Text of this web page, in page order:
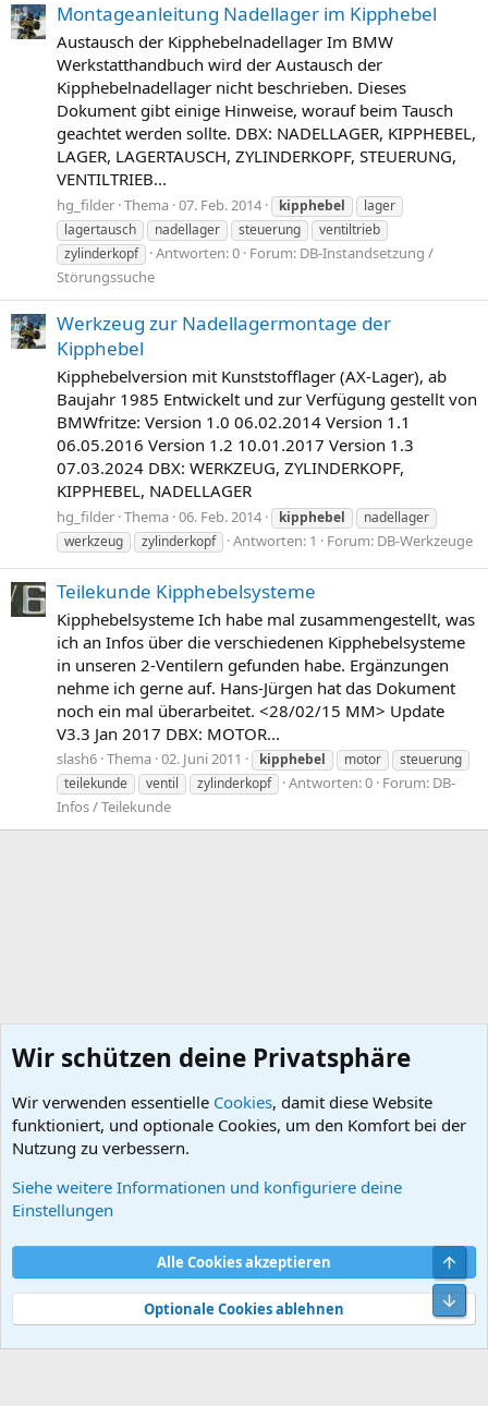
Montageanleitung Nadellager im Kipphebel
Austausch der Kipphebelnadellager Im BMW
Werkstatthandbuch wird der Austausch der
Kipphebelnadellager nicht beschrieben. Dieses
Dokument gibt einige Hinweise, worauf beim Tausch
geachtet werden sollte. DBX: NADELLAGER, KIPPHEBEL,
LAGER, LAGERTAUSCH, ZYLINDERKOPF, STEUERUNG,
VENTILTRIEB...
hg_filder Thema 07. Feb. 2014 kipphebel
lager
lagertausch
nadellager steuerung
ventiltrieb
zylinderkopf
Antworten: 0 Forum: DB-Instandsetzung /
Störungssuche
Werkzeug zur Nadellagermontage der
Kipphebel
Kipphebelversion mit Kunststofflager (AX-Lager), ab
Baujahr 1985 Entwickelt und zur Verfügung gestellt von
BMWfritze: Version 1.0 06.02.2014 Version 1.1
06.05.2016 Version 1.2 10.01.2017 Version 1.3
07.03.2024 DBX: WERKZEUG, ZYLINDERKOPF,
KIPPHEBEL, NADELLAGER
hg_filder Thema 06. Feb. 2014 kipphebel
nadellager
werkzeug
zylinderkopf Antworten: 1 Forum: DB-Werkzeuge
Teilekunde Kipphebelsysteme
Kipphebelsysteme Ich habe mal zusammengestellt, was
ich an Infos über die verschiedenen Kipphebelsysteme
in unseren 2-Ventilern gefunden habe. Ergänzungen
nehme ich gerne auf. Hans-Jürgen hat das Dokument
noch ein mal überarbeitet. <28/02/15 MM> Update
V3.3 Jan 2017 DBX: MOTOR...
slash6 Thema 02. Juni 2011 kipphebel motor
steuerung
teilekunde
ventil zylinderkopf Antworten: 0 Forum: DB-
Infos / Teilekunde
Schlagworte
Nutzungsbedingungen
Datenschutz
Hilfe und Impressum
Start
R
S
Community platform by XenForo® © 2010-2026 XenForo Ltd.
Wir schützen deine Privatsphäre
Wir verwenden essentielle Cookies, damit diese Website
funktioniert, und optionale Cookies, um den Komfort bei der
Nutzung zu verbessern.
Siehe weitere Informationen und konfiguriere deine
Einstellungen
Alle Cookies akzeptieren
Optionale Cookies ablehnen